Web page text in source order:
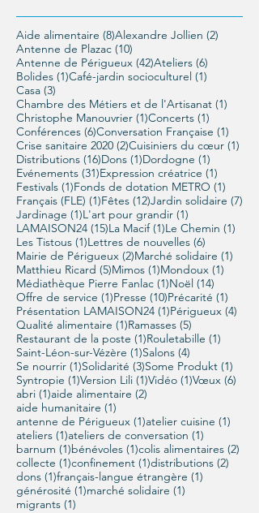
Aide alimentaire (8)8 posts
Alexandre Jollien (2)
Antenne de Plazac (10)
Antenne de Périgueux (42)42 posts
Ateliers (6)
Bolides (1)1 post
Café-jardin socioculturel (1)
Casa (3)
Chambre des Métiers et de l'Artisanat (1)
Christophe Manouvrier (1)1 post
Concerts (1)
Conférences (6)6 posts
Conversation Française (1)
Crise sanitaire 2020 (2)2 posts
Cuisiniers du cœur (1)
Distributions (16)16 posts
Dons (1)1 post
Dordogne (1)
Evénements (31)31 posts
Expression créatrice (1)
Festivals (1)1 post
Fonds de dotation METRO (1)
Français (FLE) (1)1 post
Fêtes (12)12 posts
Jardin solidaire (7)
Jardinage (1)1 post
L'art pour grandir (1)
LAMAISON24 (15)15 posts
La Macif (1)1 post
Le Chemin (1)
Les Tistous (1)1 post
Lettres de nouvelles (6)
Mairie de Périgueux (2)2 posts
Marché solidaire (1)
Matthieu Ricard (5)5 posts
Mimos (1)1 post
Mondoux (1)
Médiathèque Pierre Fanlac (1)1 post
Noël (14)
Offre de service (1)1 post
Presse (10)10 posts
Précarité (1)
Présentation LAMAISON24 (1)1 post
Périgueux (4)
Qualité alimentaire (1)1 post
Ramasses (5)
Restaurant de la poste (1)1 post
Rouletabille (1)
Saint-Léon-sur-Vézère (1)1 post
Salons (4)
Se nourrir (1)1 post
Solidarité (3)3 posts
Some Produkt (1)
Syntropie (1)1 post
Version Lili (1)1 post
Vidéo (1)1 post
Vœux (6)
abri (1)1 post
aide alimentaire (2)
aide humanitaire (1)
antenne de Périgueux (1)1 post
atelier cuisine (1)
ateliers (1)1 post
ateliers de conversation (1)
barnum (1)1 post
bénévoles (1)1 post
colis alimentaires (2)
collecte (1)1 post
confinement (1)1 post
distributions (2)
dons (1)1 post
français-langue étrangère (1)
générosité (1)1 post
marché solidaire (1)
migrants (1)